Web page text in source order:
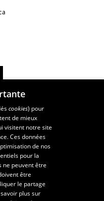
et de développement
et développement
cookies) pour
de mieux
visitent notre site
Ces données
de nos
pour la
ne peuvent être
être
le partage
plus sur